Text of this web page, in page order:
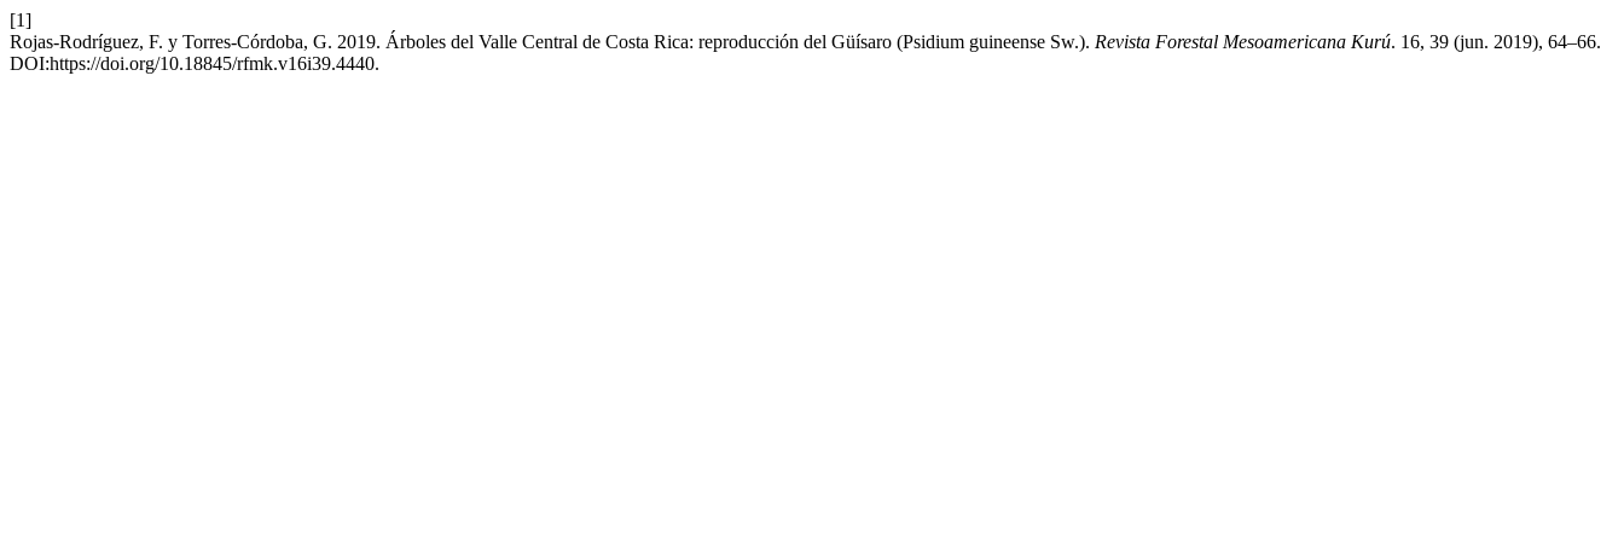
[1]
Rojas-Rodríguez, F. y Torres-Córdoba, G. 2019. Árboles del Valle Central de Costa Rica: reproducción del Güísaro (Psidium guineense Sw.). Revista Forestal Mesoamericana Kurú. 16, 39 (jun. 2019), 64–66.
DOI:https://doi.org/10.18845/rfmk.v16i39.4440.